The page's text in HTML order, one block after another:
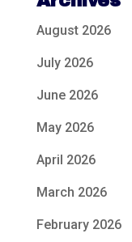
August 2026
July 2026
June 2026
May 2026
April 2026
March 2026
February 2026